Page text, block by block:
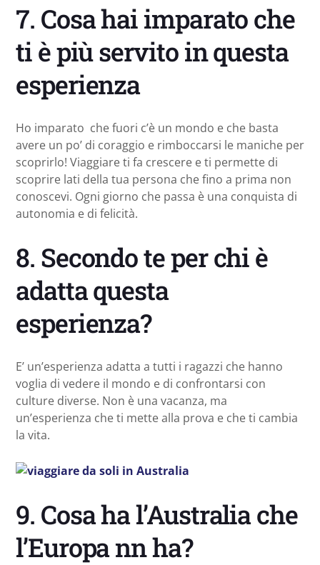
7. Cosa hai imparato che
ti è più servito in questa
esperienza
Ho imparato che fuori c’è un mondo e che basta
avere un po’ di coraggio e rimboccarsi le maniche per
scoprirlo! Viaggiare ti fa crescere e ti permette di
scoprire lati della tua persona che fino a prima non
conoscevi. Ogni giorno che passa è una conquista di
autonomia e di felicità.
8. Secondo te per chi è
adatta questa
esperienza?
E’ un’esperienza adatta a tutti i ragazzi che hanno
voglia di vedere il mondo e di confrontarsi con
culture diverse. Non è una vacanza, ma
un’esperienza che ti mette alla prova e che ti cambia
la vita.
9. Cosa ha l’Australia che
l’Europa nn ha?